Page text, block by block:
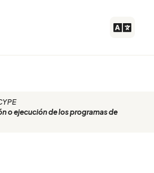
o ejecución de los programas de